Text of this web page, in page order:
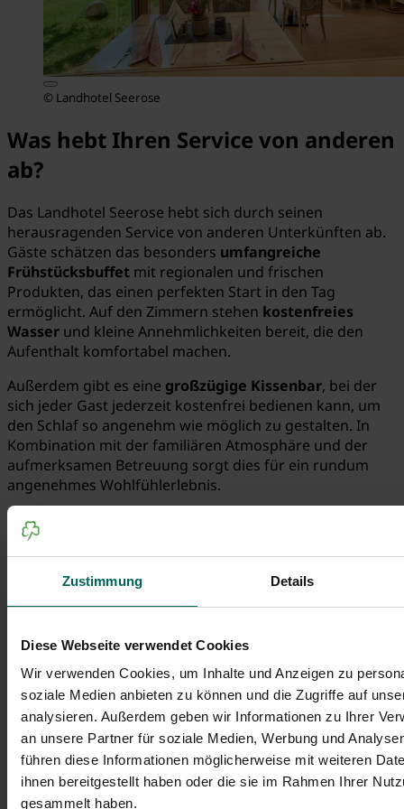
Zustimmung Details
Diese Webseite verwendet Cookies
Wir verwenden Cookies, um Inhalte und Anzeigen zu
soziale Medien anbieten zu können und die Zugriffe auf
analysieren. Außerdem geben wir Informationen zu Ihrer
an unsere Partner für soziale Medien, Werbung und
führen diese Informationen möglicherweise mit weiteren
ihnen bereitgestellt haben oder die sie im Rahmen Ihrer
gesammelt haben.
© Landhotel Seerose
Was hebt Ihren Service von anderen
ab?
Das Landhotel Seerose hebt sich durch seinen
herausragenden Service von anderen Unterkünften ab.
Gäste schätzen das besonders umfangreiche
Frühstücksbuffet mit regionalen und frischen
Produkten, das einen perfekten Start in den Tag
ermöglicht. Auf den Zimmern stehen kostenfreies
Wasser und kleine Annehmlichkeiten bereit, die den
Aufenthalt komfortabel machen.
Außerdem gibt es eine großzügige Kissenbar, bei der
sich jeder Gast jederzeit kostenfrei bedienen kann, um
den Schlaf so angenehm wie möglich zu gestalten. In
Kombination mit der familiären Atmosphäre und der
aufmerksamen Betreuung sorgt dies für ein rundum
angenehmes Wohlfühlerlebnis.